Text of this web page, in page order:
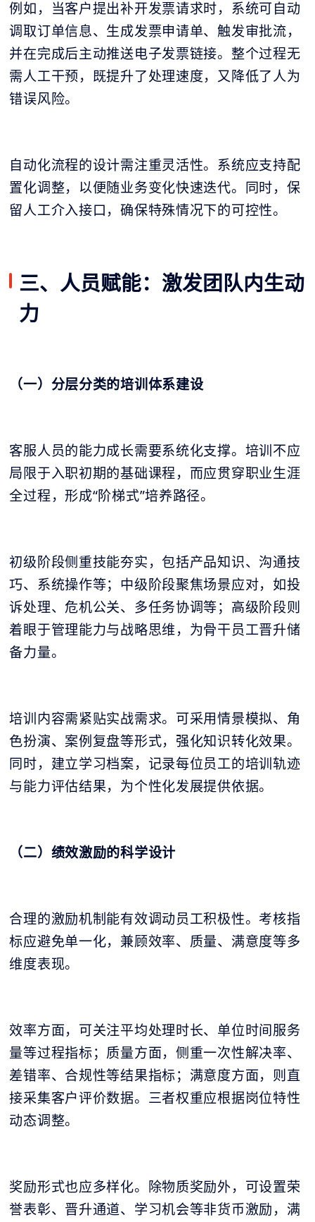
例如，当客户提出补开发票请求时，系统可自动
调取订单信息、生成发票申请单、触发审批流，
并在完成后主动推送电子发票链接。整个过程无
需人工干预，既提升了处理速度，又降低了人为
错误风险。
自动化流程的设计需注重灵活性。系统应支持配
置化调整，以便随业务变化快速迭代。同时，保
留人工介入接口，确保特殊情况下的可控性。
三、人员赋能：激发团队内生动
力
（一）分层分类的培训体系建设
客服人员的能力成长需要系统化支撑。培训不应
局限于入职初期的基础课程，而应贯穿职业生涯
全过程，形成“阶梯式”培养路径。
初级阶段侧重技能夯实，包括产品知识、沟通技
巧、系统操作等；中级阶段聚焦场景应对，如投
诉处理、危机公关、多任务协调等；高级阶段则
着眼于管理能力与战略思维，为骨干员工晋升储
备力量。
培训内容需紧贴实战需求。可采用情景模拟、角
色扮演、案例复盘等形式，强化知识转化效果。
同时，建立学习档案，记录每位员工的培训轨迹
与能力评估结果，为个性化发展提供依据。
（二）绩效激励的科学设计
合理的激励机制能有效调动员工积极性。考核指
标应避免单一化，兼顾效率、质量、满意度等多
维度表现。
效率方面，可关注平均处理时长、单位时间服务
量等过程指标；质量方面，侧重一次性解决率、
差错率、合规性等结果指标；满意度方面，则直
接采集客户评价数据。三者权重应根据岗位特性
动态调整。
奖励形式也应多样化。除物质奖励外，可设置荣
誉表彰、晋升通道、学习机会等非货币激励，满